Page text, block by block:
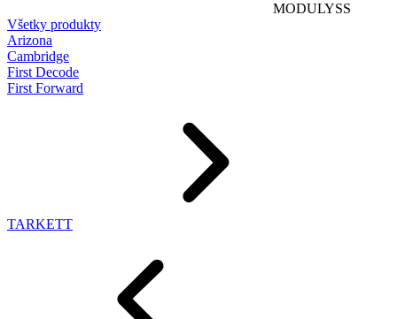
MODULYSS
Všetky produkty
Arizona
Cambridge
First Decode
First Forward
TARKETT